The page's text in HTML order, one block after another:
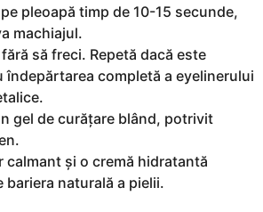
pleoapă timp de 10-15 secunde,
machiajul.
să freci. Repetă dacă este
îndepărtarea completă a eyelinerului
gel de curățare blând, potrivit
calmant și o cremă hidratantă
bariera naturală a pielii.